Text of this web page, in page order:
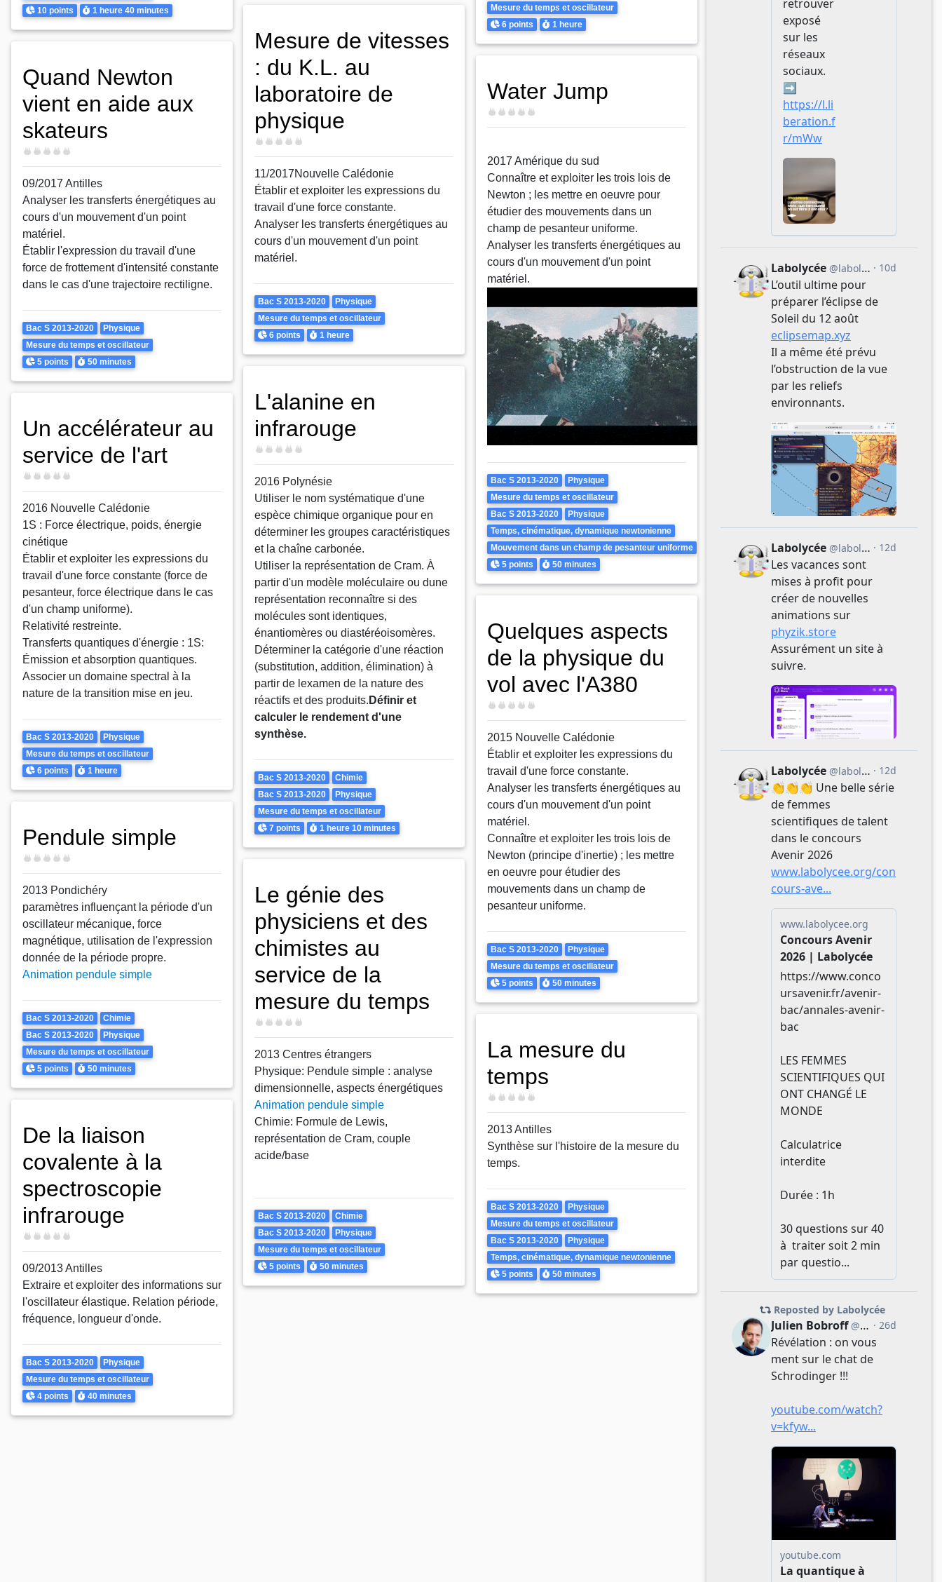
Points
10 points Durée
1 heure40 minutes
Mesure du temps et oscillateur
Points
6 points Durée
1 heure
Mesure de vitesses
: du K.L. au
laboratoire de
physique
Difficulté
11/2017Nouvelle Calédonie
Établir et exploiter les expressions du
travail d'une force constante.
Analyser les transferts énergétiques au
cours d'un mouvement d'un point
matériel.
Theme
Bac S 2013-2020
Physique
Mesure du temps et oscillateur
Points
6 points Durée
1 heure
Quand Newton
vient en aide aux
skateurs
Difficulté
09/2017 Antilles
Analyser les transferts énergétiques au
cours d'un mouvement d'un point
matériel.
Établir l'expression du travail d'une
force de frottement d'intensité constante
dans le cas d'une trajectoire rectiligne.
Theme
Bac S 2013-2020
Physique
Mesure du temps et oscillateur
Points
5 points Durée
50 minutes
Water Jump
Difficulté
2017 Amérique du sud
Connaître et exploiter les trois lois de
Newton ; les mettre en oeuvre pour
étudier des mouvements dans un
champ de pesanteur uniforme.
Analyser les transferts énergétiques au
cours d'un mouvement d'un point
matériel.
Theme
Bac S 2013-2020
Physique
Mesure du temps et oscillateur
Bac S 2013-2020
Physique
Temps, cinématique, dynamique newtonienne
Mouvement dans un champ de pesanteur uniforme
Points
5 points Durée
50 minutes
L'alanine en
infrarouge
Difficulté
2016 Polynésie
Utiliser le nom systématique d'une
espèce chimique organique pour en
déterminer les groupes caractéristiques
et la chaîne carbonée.
Utiliser la représentation de Cram. À
partir d'un modèle moléculaire ou dune
représentation reconnaître si des
molécules sont identiques,
énantiomères ou diastéréoisomères.
Déterminer la catégorie d'une réaction
(substitution, addition, élimination) à
partir de lexamen de la nature des
réactifs et des produits. Définir et
calculer le rendement d'une
synthèse.
Theme
Bac S 2013-2020
Chimie
Bac S 2013-2020
Physique
Mesure du temps et oscillateur
Points
7 points Durée
1 heure10 minutes
Un accélérateur au
service de l'art
Difficulté
2016 Nouvelle Calédonie
1S : Force électrique, poids, énergie
cinétique
Établir et exploiter les expressions du
travail d'une force constante (force de
pesanteur, force électrique dans le cas
d'un champ uniforme).
Relativité restreinte.
Transferts quantiques d'énergie : 1S:
Émission et absorption quantiques.
Associer un domaine spectral à la
nature de la transition mise en jeu.
Theme
Bac S 2013-2020
Physique
Mesure du temps et oscillateur
Points
6 points Durée
1 heure
Quelques aspects
de la physique du
vol avec l'A380
Difficulté
2015 Nouvelle Calédonie
Établir et exploiter les expressions du
travail d'une force constante.
Analyser les transferts énergétiques au
cours d'un mouvement d'un point
matériel.
Connaître et exploiter les trois lois de
Newton (principe d'inertie) ; les mettre
en oeuvre pour étudier des
mouvements dans un champ de
pesanteur uniforme.
Theme
Bac S 2013-2020
Physique
Mesure du temps et oscillateur
Points
5 points Durée
50 minutes
Pendule simple
Difficulté
2013 Pondichéry
paramètres influençant la période d'un
oscillateur mécanique, force
magnétique, utilisation de l'expression
donnée de la période propre.
Animation pendule simple
Theme
Bac S 2013-2020
Chimie
Bac S 2013-2020
Physique
Mesure du temps et oscillateur
Points
5 points Durée
50 minutes
Le génie des
physiciens et des
chimistes au
service de la
mesure du temps
Difficulté
2013 Centres étrangers
Physique: Pendule simple : analyse
dimensionnelle, aspects énergétiques
Animation pendule simple
Chimie: Formule de Lewis,
représentation de Cram, couple
acide/base
Theme
Bac S 2013-2020
Chimie
Bac S 2013-2020
Physique
Mesure du temps et oscillateur
Points
5 points Durée
50 minutes
La mesure du
temps
Difficulté
2013 Antilles
Synthèse sur l'histoire de la mesure du
temps.
Theme
Bac S 2013-2020
Physique
Mesure du temps et oscillateur
Bac S 2013-2020
Physique
Temps, cinématique, dynamique newtonienne
Points
5 points Durée
50 minutes
De la liaison
covalente à la
spectroscopie
infrarouge
Difficulté
09/2013 Antilles
Extraire et exploiter des informations sur
l'oscillateur élastique. Relation période,
fréquence, longueur d'onde.
Theme
Bac S 2013-2020
Physique
Mesure du temps et oscillateur
Points
4 points Durée
40 minutes